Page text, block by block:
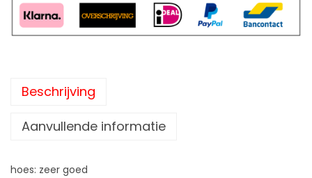
Beschrijving
Aanvullende informatie
hoes: zeer goed